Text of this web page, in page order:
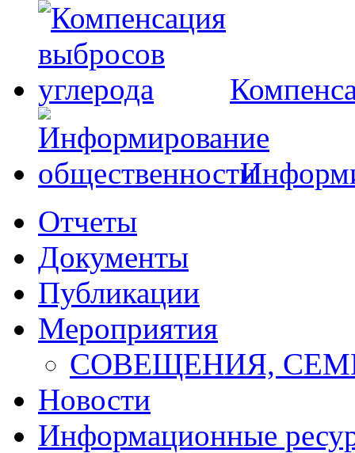
Отчеты
Документы
Публикации
Мероприятия
СОВЕЩЕНИЯ,
Новости
Информационные